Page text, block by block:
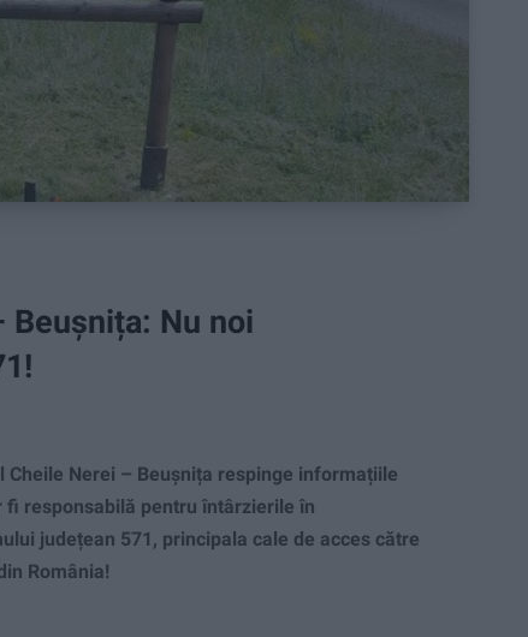
Beușnița: Nu noi
Cheile Nerei – Beușnița respinge informațiile
responsabilă pentru întârzierile în
județean 571, principala cale de acces către
România!